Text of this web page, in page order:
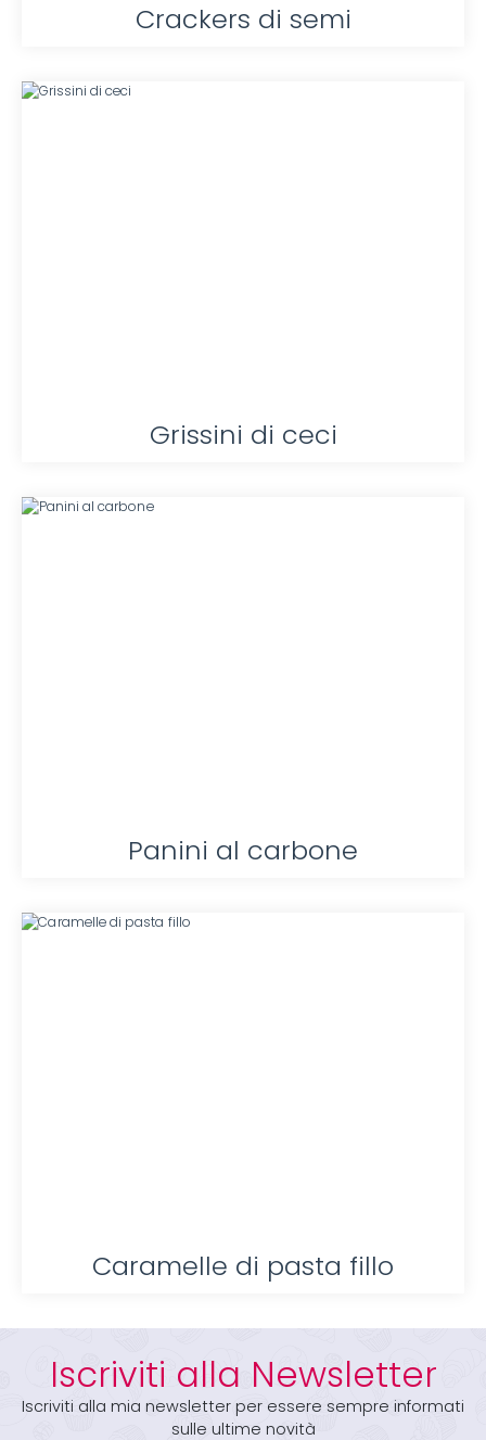
Crackers di semi
Grissini di ceci
Panini al carbone
Caramelle di pasta fillo
Iscriviti alla Newsletter
Iscriviti alla mia newsletter per essere sempre informati
sulle ultime novità